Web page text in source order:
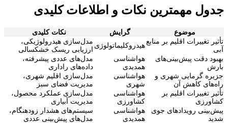
جدول مهمترین نکات و اطلاعات کلیدی
موضوع گرایش
نکات کلیدی
تأثیر تغییرات اقلیم بر منابع
آبی
هیدروکلیماتولوژی مدل‌سازی هیدرولوژیکی،
ارزیابی ریسک خشکسالی
بهبود دقت پیش‌بینی‌های
بارش
هواشناسی
همدیدی
مدل‌های عددی پیشرفته،
داده‌های راداری
جزیره گرمایی شهری و
راه‌های کاهش آن
هواشناسی
شهری
مدل‌سازی اقلیم شهری،
مدیریت فضای سبز
تأثیر تغییرات اقلیم بر
کشاورزی
هواشناسی
کشاورزی
مدل‌سازی عملکرد محصول،
مدیریت آبیاری
پیش‌بینی رویدادهای جوی
شدید
هواشناسی
همدیدی
سیستم‌های هشدار زودهنگام،
مدل‌های پیش‌بینی عددی